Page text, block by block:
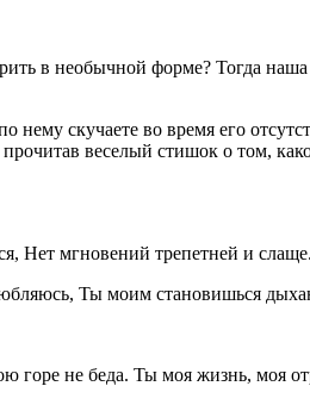
в необычной форме? Тогда
скучаете во время его
веселый стишок о том,
Нет мгновений трепетней и слаще.
Ты моим становишься
горе не беда. Ты моя жизнь, моя